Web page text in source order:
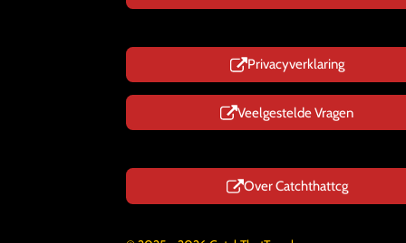
Privacyverklaring
Veelgestelde Vragen
Over Catchthattcg